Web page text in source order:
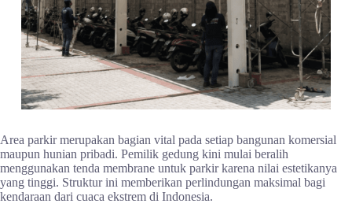
Area parkir merupakan bagian vital pada setiap bangunan komersial
maupun hunian pribadi. Pemilik gedung kini mulai beralih
menggunakan tenda membrane untuk parkir karena nilai estetikanya
yang tinggi. Struktur ini memberikan perlindungan maksimal bagi
kendaraan dari cuaca ekstrem di Indonesia.